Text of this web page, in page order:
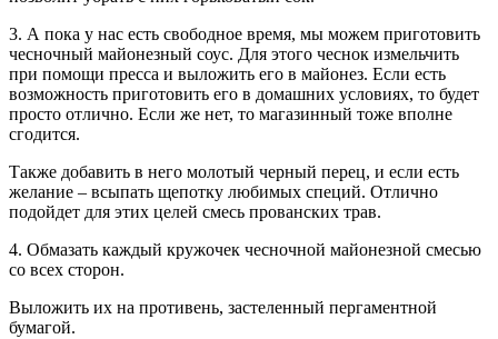
3. А пока у нас есть свободное время, мы можем приготовить
чесночный майонезный соус. Для этого чеснок измельчить
при помощи пресса и выложить его в майонез. Если есть
возможность приготовить его в домашних условиях, то будет
просто отлично. Если же нет, то магазинный тоже вполне
сгодится.
Также добавить в него молотый черный перец, и если есть
желание – всыпать щепотку любимых специй. Отлично
подойдет для этих целей смесь прованских трав.
4. Обмазать каждый кружочек чесночной майонезной смесью
со всех сторон.
Выложить их на противень, застеленный пергаментной
бумагой.